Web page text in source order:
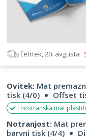
četrtek, 20. avgusta
Ovitek: Mat
tisk (4/0)
Offset
Enostranska mat
Notranjost: Mat
barvni tisk (4/4)